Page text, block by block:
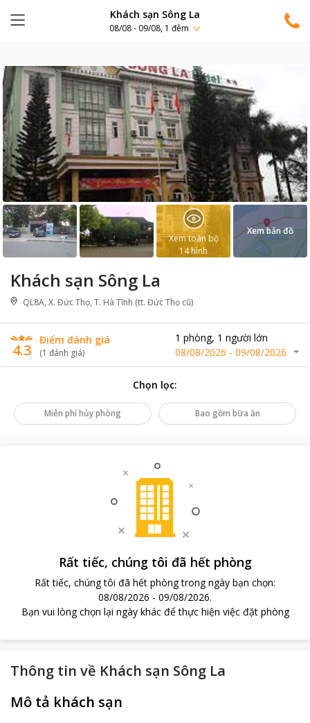
Khách sạn Sông La
08/08 - 09/08, 1 đêm
Khách sạn Sông La
QL8A, X. Đức Thọ, T. Hà Tĩnh (tt. Đức Thọ cũ)
4.3
Điểm đánh giá
(1 đánh giá)
1 phòng, 1 người lớn
08/08/2026 - 09/08/2026
Xem toàn bộ
14hình
Xem bản đồ
Chọn lọc:
Miễn phí hủy phòng Bao gồm bữa ăn
Rất tiếc, chúng tôi đã hết phòng
Rất tiếc, chúng tôi đã hết phòng trong ngày bạn chọn:
08/08/2026 - 09/08/2026.
Bạn vui lòng chọn lại ngày khác để thực hiện việc đặt phòng
Thông tin về Khách sạn Sông La
Mô tả khách sạn